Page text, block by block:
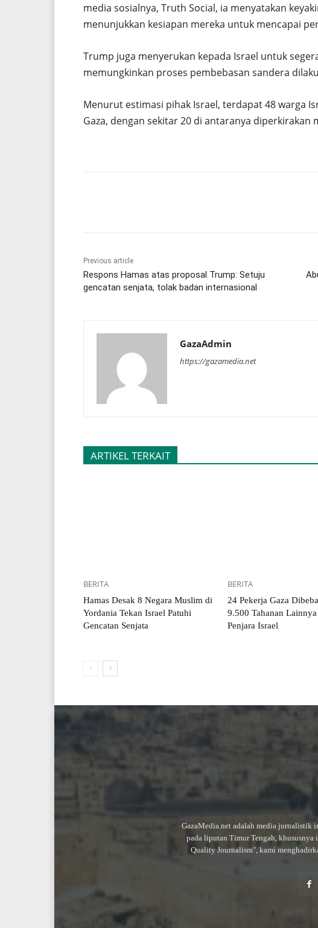
media sosialnya, Truth Social, ia menyatakan
menunjukkan kesiapan mereka untuk mencapai
Trump juga menyerukan kepada Israel untuk
memungkinkan proses pembebasan sandera
Menurut estimasi pihak Israel, terdapat 48 warga
Gaza, dengan sekitar 20 di antaranya diperkirakan
Previous article
Respons Hamas atas proposal Trump: Setuju
gencatan senjata, tolak badan internasional
GazaAdmin
https://gazamedia.net
ARTIKEL TERKAIT
BERITA
Hamas Desak 8 Negara Muslim di
Yordania Tekan Israel Patuhi
Gencatan Senjata
BERITA
24 Pekerja Gaza
9.500 Tahanan
Penjara Israel
GazaMedia.net adalah media jurnalistik
pada liputan Timur Tengah, khususnya
Quality Journalism", kami